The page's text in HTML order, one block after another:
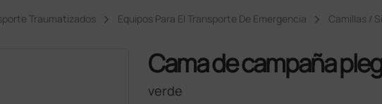
Traumatizados Equipos Para El Transporte De Emergencia Camillas /
Cama de campaña
verde